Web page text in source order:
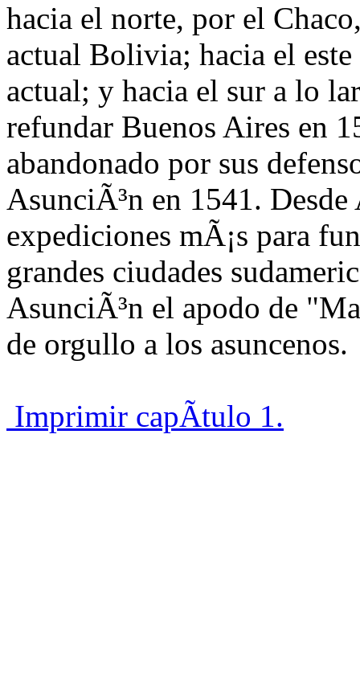
hacia el norte, por el
actual Bolivia; hacia el
actual; y hacia el sur a lo
refundar Buenos Aires en
abandonado por sus
AsunciÃ³n en 1541.
expediciones mÃ¡s para
grandes ciudades
AsunciÃ³n el apodo de
de orgullo a los asuncenos.
Imprimir capÃ­tulo 1.